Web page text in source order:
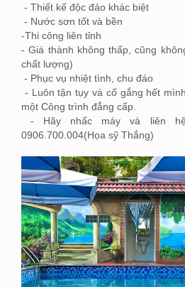
- Thiết kế độc đáo khác biệt
- Nước sơn tốt và bền
-Thi công liên tỉnh
- Giá thành không thấp, cũng
chất lượng)
- Phục vụ nhiệt tình, chu đáo
- Luôn tận tụy và cố gắng hết
một Công trình đẳng cấp.
- Hãy nhấc máy và liên
0906.700.004(Họa sỹ Thắng)